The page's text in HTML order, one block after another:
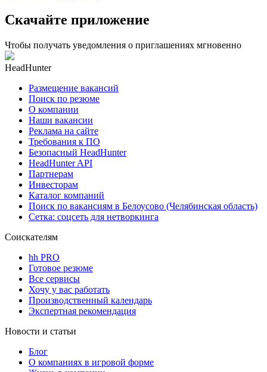
Скачайте приложение
Чтобы получать уведомления о приглашениях мгновенно
HeadHunter
Размещение вакансий
Поиск по резюме
О компании
Наши вакансии
Реклама на сайте
Требования к ПО
Безопасный HeadHunter
HeadHunter API
Партнерам
Инвесторам
Каталог компаний
Поиск по вакансиям в Белоусово (Челябинская область)
Сетка: соцсеть для нетворкинга
Соискателям
hh PRO
Готовое резюме
Все сервисы
Хочу у вас работать
Производственный календарь
Экспертная рекомендация
Новости и статьи
Блог
О компаниях в игровой форме